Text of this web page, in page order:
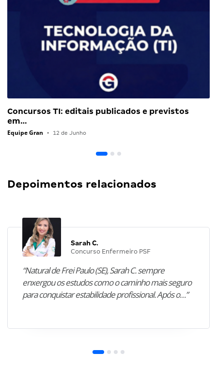
Concursos TI: editais publicados e previstos
em…
Equipe Gran • 12 de Junho
Depoimentos relacionados
Sarah C.
Concurso Enfermeiro PSF
“Natural de Frei Paulo (SE), Sarah C. sempre
enxergou os estudos como o caminho mais seguro
para conquistar estabilidade profissional. Após o…”